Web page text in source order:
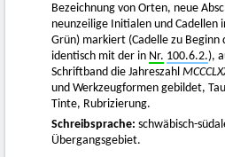
Bezeichnung von Orten, neue
neunzeilige Initialen und Cadellen
Grün) markiert (Cadelle zu Beginn
identisch mit der in Nr. 100.6.2.),
Schriftband die Jahreszahl
und Werkzeugformen gebildet,
Tinte, Rubrizierung.
Schreibsprache: schwäbisch-
Übergangsgebiet.